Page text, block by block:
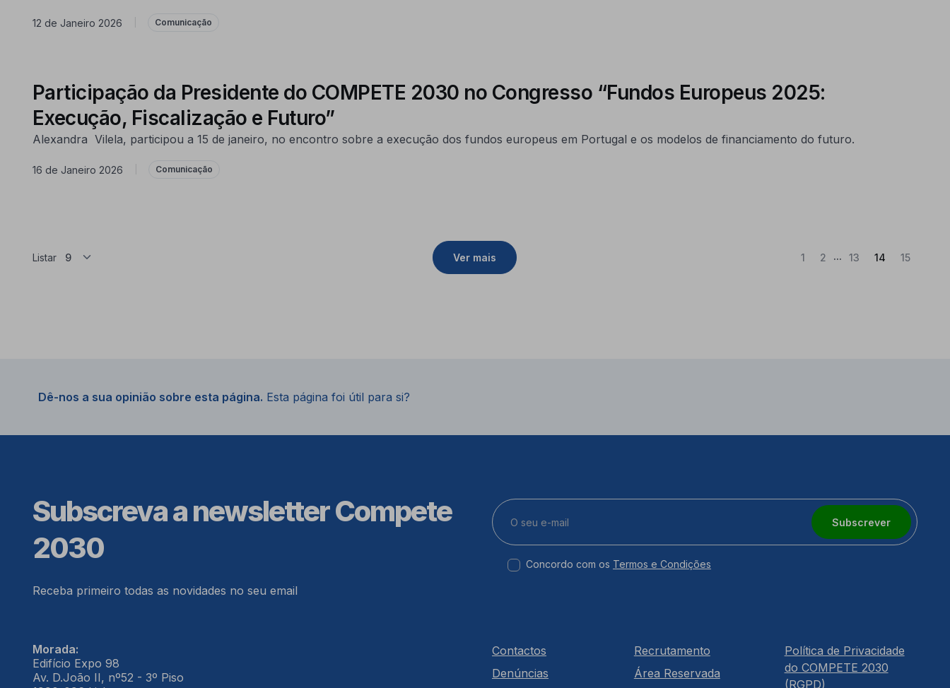
12 de Janeiro 2026 Comunicação
Participação da Presidente do COMPETE 2030 no Congresso “Fundos Europeus 2025:
Execução, Fiscalização e Futuro”
Alexandra Vilela, participou a 15 de janeiro, no encontro sobre a execução dos fundos europeus em Portugal e os modelos de financiamento do futuro.
16 de Janeiro 2026 Comunicação
Listar Ver mais 1 2 ... 13 14 (Atual)
15
Dê-nos a sua opinião sobre esta página. Esta página foi útil para si?
Subscreva a newsletter Compete
2030
Receba primeiro todas as novidades no seu email
Subscrever
Concordo com os Termos e Condições
Morada:
Edifício Expo 98
Av. D.João II, nº52 - 3º Piso
Contactos
Denúncias
Recrutamento
Área Reservada
Política de Privacidade
do COMPETE 2030
(RGPD)